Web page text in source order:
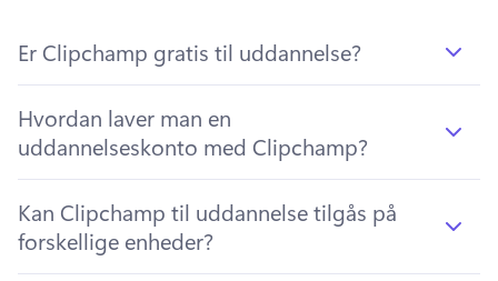
Er Clipchamp gratis til uddannelse?
Hvordan laver man en
uddannelseskonto med Clipchamp?
Kan Clipchamp til uddannelse tilgås på
forskellige enheder?